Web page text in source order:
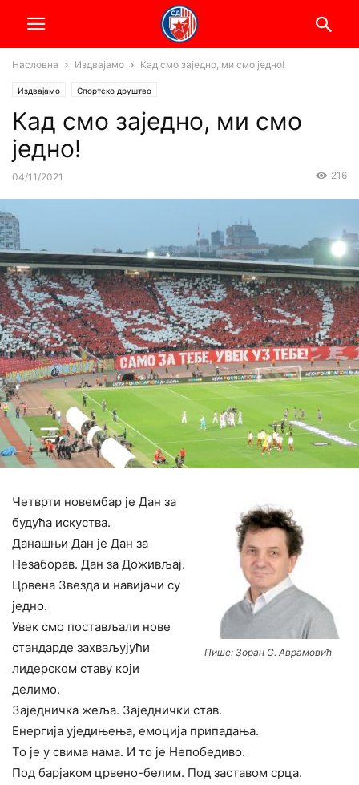
Насловна Издвајамо Кад смо заједно, ми смо једно!
Издвајамо Спортско друштво
Кад смо заједно, ми смо
једно!
04/11/2021 216
Пише: Зоран С. Аврамовић
Четврти новембар је Дан за
будућа искуства.
Данашњи Дан је Дан за
Незаборав. Дан за Доживљај.
Црвена Звезда и навијачи су
једно.
Увек смо постављали нове
стандарде захваљујући
лидерском ставу који
делимо.
Заједничка жеља. Заједнички став.
Енергија уједињења, емоција припадања.
То је у свима нама. И то је Непобедиво.
Под барјаком црвено-белим. Под заставом срца.